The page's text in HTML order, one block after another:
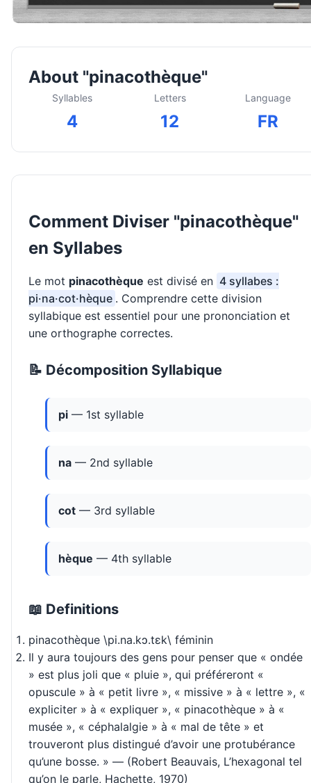
About "pinacothèque"
Syllables
4
Letters
12
Language
FR
Comment Diviser "pinacothèque"
en Syllabes
Le mot pinacothèque est divisé en 4 syllabes :
pi·na·cot·hèque . Comprendre cette division
syllabique est essentiel pour une prononciation et
une orthographe correctes.
📝 Décomposition Syllabique
pi — 1st syllable
na — 2nd syllable
cot — 3rd syllable
hèque — 4th syllable
📖 Definitions
pinacothèque \pi.na.kɔ.tɛk\ féminin
Il y aura toujours des gens pour penser que « ondée
» est plus joli que « pluie », qui préféreront «
opuscule » à « petit livre », « missive » à « lettre », «
expliciter » à « expliquer », « pinacothèque » à «
musée », « céphalalgie » à « mal de tête » et
trouveront plus distingué d’avoir une protubérance
qu’une bosse. » — (Robert Beauvais, L’hexagonal tel
qu’on le parle, Hachette, 1970)